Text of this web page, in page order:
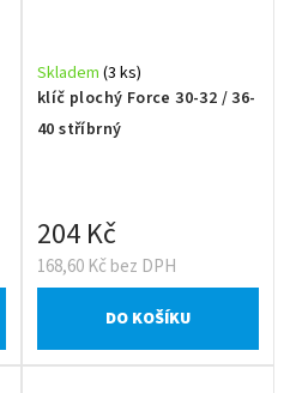
klíč plochý Force 30-32 / 36-
40 stříbrný
Skladem (3 ks)
168,60 Kč bez DPH
204 Kč
DO KOŠÍKU